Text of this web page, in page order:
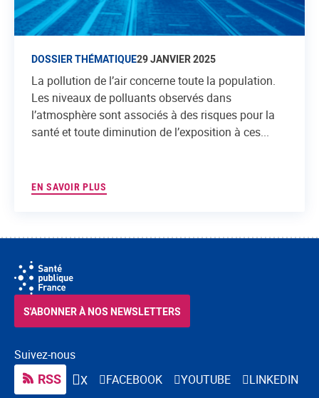
DOSSIER THÉMATIQUE29 JANVIER 2025
La pollution de l’air concerne toute la population.
Les niveaux de polluants observés dans
l’atmosphère sont associés à des risques pour la
santé et toute diminution de l’exposition à ces...
EN SAVOIR PLUS
Suivez-nous
RSS X FACEBOOK YOUTUBE LINKEDIN
S'ABONNER À NOS NEWSLETTERS